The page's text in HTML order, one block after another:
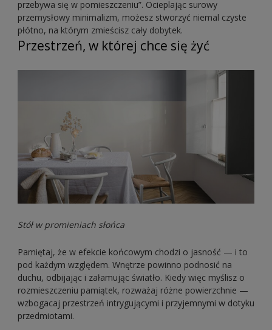
przebywa się w pomieszczeniu”. Ocieplając surowy
przemysłowy minimalizm, możesz stworzyć niemal czyste
płótno, na którym zmieścisz cały dobytek.
Przestrzeń, w której chce się żyć
Stół w promieniach słońca
Pamiętaj, że w efekcie końcowym chodzi o jasność — i to
pod każdym względem. Wnętrze powinno podnosić na
duchu, odbijając i załamując światło. Kiedy więc myślisz o
rozmieszczeniu pamiątek, rozważaj różne powierzchnie —
wzbogacaj przestrzeń intrygującymi i przyjemnymi w dotyku
przedmiotami.